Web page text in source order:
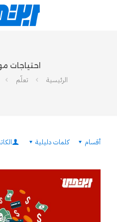
احتياجات
الرئيسية
تعلّم
أقسام كلمات دليلية